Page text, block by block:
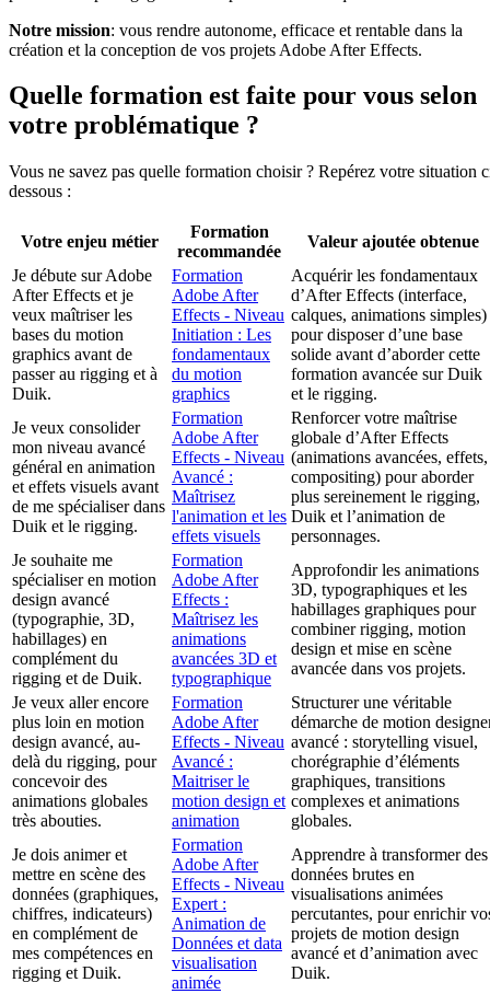
Notre mission: vous rendre autonome, efficace et rentable dans la
création et la conception de vos projets Adobe After Effects.
Quelle formation est faite pour vous selon
votre problématique ?
Vous ne savez pas quelle formation choisir ? Repérez votre situation
dessous :
Votre enjeu métier
Formation
recommandée
Valeur ajoutée obtenue
Je débute sur Adobe
After Effects et je
veux maîtriser les
bases du motion
graphics avant de
passer au rigging et à
Duik.
Formation
Adobe After
Effects - Niveau
Initiation : Les
fondamentaux
du motion
graphics
Acquérir les fondamentaux
d’After Effects (interface,
calques, animations simples)
pour disposer d’une base
solide avant d’aborder cette
formation avancée sur Duik
et le rigging.
Je veux consolider
mon niveau avancé
général en animation
et effets visuels avant
de me spécialiser dans
Duik et le rigging.
Formation
Adobe After
Effects - Niveau
Avancé :
Maîtrisez
l'animation et les
effets visuels
Renforcer votre maîtrise
globale d’After Effects
(animations avancées, effets,
compositing) pour aborder
plus sereinement le rigging,
Duik et l’animation de
personnages.
Je souhaite me
spécialiser en motion
design avancé
(typographie, 3D,
habillages) en
complément du
rigging et de Duik.
Formation
Adobe After
Effects :
Maîtrisez les
animations
avancées 3D et
typographique
Approfondir les animations
3D, typographiques et les
habillages graphiques pour
combiner rigging, motion
design et mise en scène
avancée dans vos projets.
Je veux aller encore
plus loin en motion
design avancé, au-
delà du rigging, pour
concevoir des
animations globales
très abouties.
Formation
Adobe After
Effects - Niveau
Avancé :
Maitriser le
motion design et
animation
Structurer une véritable
démarche de motion
avancé : storytelling visuel,
chorégraphie d’éléments
graphiques, transitions
complexes et animations
globales.
Je dois animer et
mettre en scène des
données (graphiques,
chiffres, indicateurs)
en complément de
mes compétences en
rigging et Duik.
Formation
Adobe After
Effects - Niveau
Expert :
Animation de
Données et data
visualisation
animée
Apprendre à transformer des
données brutes en
visualisations animées
percutantes, pour enrichir
projets de motion design
avancé et d’animation avec
Duik.